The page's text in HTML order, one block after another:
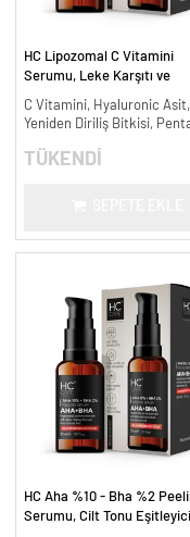
HC Lipozomal C Vitamini
Serumu, Leke Karşıtı ve
C Vitamini, Hyaluronic Asit,
Yeniden Diriliş Bitkisi,
TÜKENDİ
HC Aha %10 - Bha %2
Serumu, Cilt Tonu